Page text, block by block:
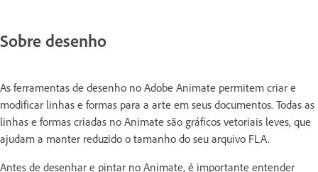
Sobre desenho
As ferramentas de desenho no Adobe Animate permitem criar e
modificar linhas e formas para a arte em seus documentos. Todas as
linhas e formas criadas no Animate são gráficos vetoriais leves, que
ajudam a manter reduzido o tamanho do seu arquivo FLA.
Antes de desenhar e pintar no Animate, é importante entender